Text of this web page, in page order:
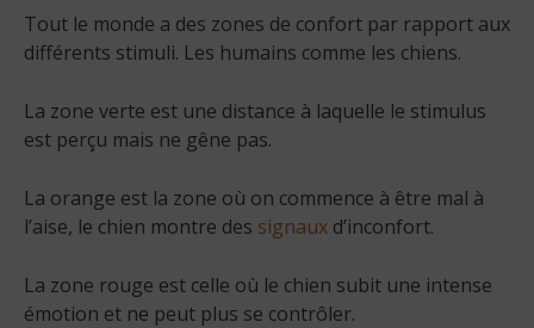
Tout le monde a des zones de confort par rapport aux
différents stimuli. Les humains comme les chiens.
La zone verte est une distance à laquelle le stimulus
est perçu mais ne gêne pas.
La orange est la zone où on commence à être mal à
l’aise, le chien montre des signaux d’inconfort.
La zone rouge est celle où le chien subit une intense
émotion et ne peut plus se contrôler.